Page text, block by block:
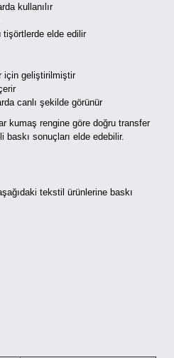
kullanılır
elde edilir
için geliştirilmiştir
canlı şekilde görünür
kumaş rengine göre doğru transfer
baskı sonuçları elde edebilir.
tekstil ürünlerine baskı